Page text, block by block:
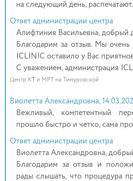
на следующий день, распечатают.
Ответ администрации центра
Алифтиния Васильевна, добрый
Благодарим за отзыв. Мы
ICLINIC оставило у Вас
С уважением, администрация
Центр КТ и МРТ на Тимуровской
Виолетта Александровна,
Вежливый, компетентный
прошло быстро и четко, сама
Ответ администрации центра
Виолетта Александровна,
Благодарим за отзыв и
рады слышать, что процедура